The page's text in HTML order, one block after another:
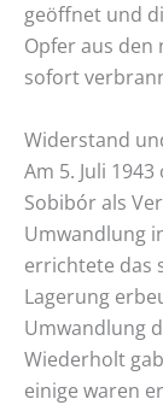
geöffnet und
Opfer aus
sofort
Widerstand
Am 5. Juli
Sobibór als
Umwandlung
errichtete das
Lagerung
Umwandlung
Wiederholt
einige waren